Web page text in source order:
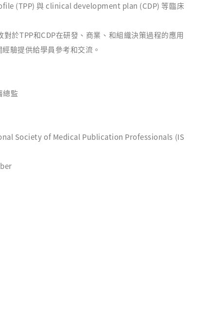
(TPP) 與 clinical development plan (CDP) 等臨床
於TPP和CDP在研發、商業、和組織決策過程的應用
驗提供給學員參考和交流。
總監
Society of Medical Publication Professionals (IS